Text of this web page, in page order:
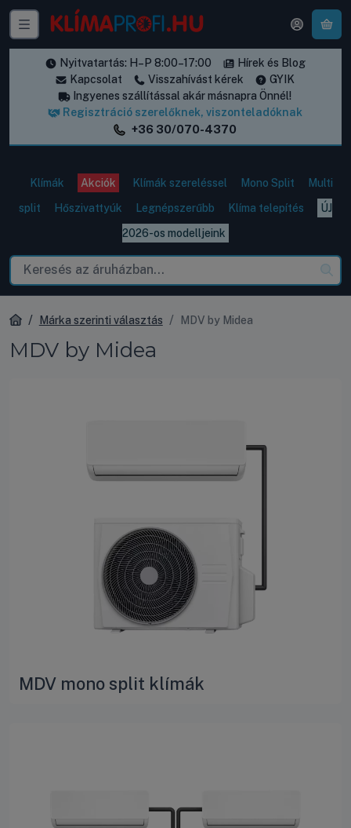
Nyitvatartás: H–P 8:00–17:00
Hírek és Blog
Kapcsolat
Visszahívást kérek
GYIK
Ingyenes szállítással akár másnapra Önnél!
Regisztráció szerelőknek, viszonteladóknak
+36 30/070-4370
Klímák Akciók Klímák szereléssel Mono Split
Multi
split
Hőszivattyúk Legnépszerűbb Klíma telepítés
ÚJ
2026-os modelljeink
Márka szerinti választás MDV by Midea
MDV by Midea
MDV mono split klímák